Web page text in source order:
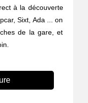
à la découverte
Sixt, Ada ... on
de la gare, et